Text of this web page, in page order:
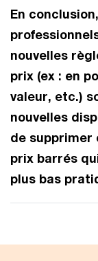
En
nouvelles
prix (ex : en
valeur, etc.)
nouvelles
de supprimer
prix barrés
plus bas